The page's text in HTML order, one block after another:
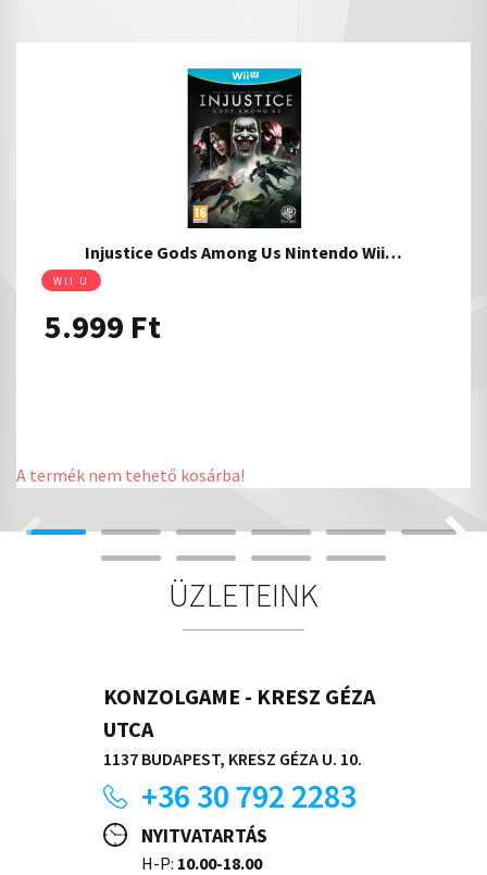
Injustice Gods Among Us Nintendo Wii…
WII U
5.999 Ft
A termék nem tehető kosárba!
ÜZLETEINK
KONZOLGAME - KRESZ GÉZA
UTCA
1137 BUDAPEST, KRESZ GÉZA U. 10.
+36 30 792 2283
NYITVATARTÁS
H-P: 10.00-18.00